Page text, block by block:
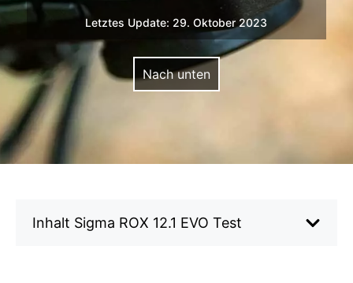
Letztes Update: 29. Oktober 2023
Nach unten
Inhalt Sigma ROX 12.1 EVO Test